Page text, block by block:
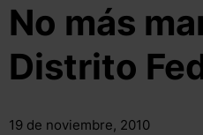
No más
Distrito
19 de noviembre, 2010